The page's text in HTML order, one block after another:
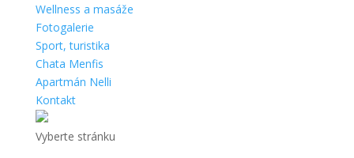
Wellness a masáže
Fotogalerie
Sport, turistika
Chata Menfis
Apartmán Nelli
Kontakt
Vyberte stránku